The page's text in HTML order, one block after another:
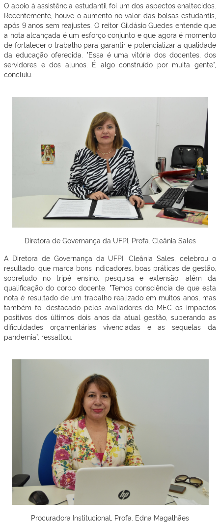
O apoio à assistência estudantil foi um dos aspectos enaltecidos.
Recentemente, houve o aumento no valor das bolsas estudantis,
após 9 anos sem reajustes. O reitor Gildásio Guedes entende que
a nota alcançada é um esforço conjunto e que agora é momento
de fortalecer o trabalho para garantir e potencializar a qualidade
da educação oferecida. "Essa é uma vitória dos docentes, dos
servidores e dos alunos. É algo construído por muita gente",
concluiu.
Diretora de Governança da UFPI, Profa. Cleânia Sales
A Diretora de Governança da UFPI, Cleânia Sales, celebrou o
resultado, que marca bons indicadores, boas práticas de gestão,
sobretudo no tripé ensino, pesquisa e extensão, além da
qualificação do corpo docente. "Temos consciência de que esta
nota é resultado de um trabalho realizado em muitos anos, mas
também foi destacado pelos avaliadores do MEC os impactos
positivos dos últimos dois anos da atual gestão, superando as
dificuldades orçamentárias vivenciadas e as sequelas da
pandemia”, ressaltou.
Procuradora Institucional, Profa. Edna Magalhães